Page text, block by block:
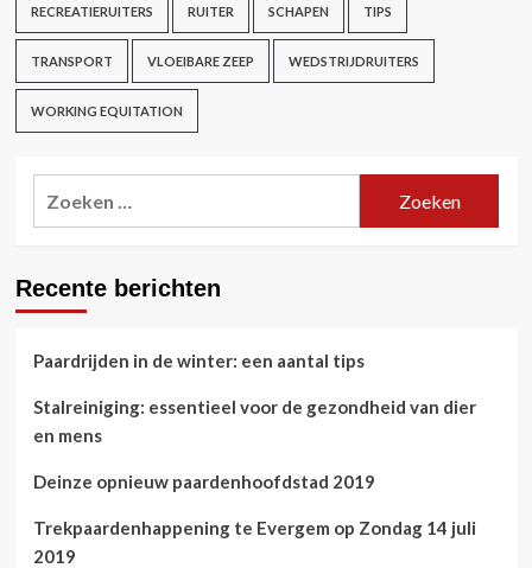
RECREATIERUITERS RUITER SCHAPEN TIPS
TRANSPORT VLOEIBARE ZEEP WEDSTRIJDRUITERS
WORKING EQUITATION
Recente berichten
Paardrijden in de winter: een aantal tips
Stalreiniging: essentieel voor de gezondheid van dier
en mens
Deinze opnieuw paardenhoofdstad 2019
Trekpaardenhappening te Evergem op Zondag 14 juli
2019